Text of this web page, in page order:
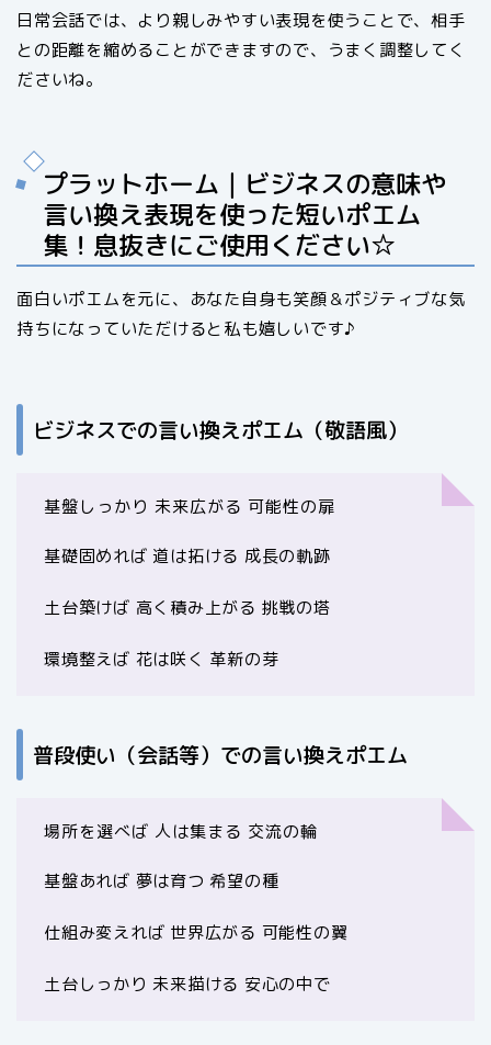
日常会話では、より親しみやすい表現を使うことで、相手
との距離を縮めることができますので、うまく調整してく
ださいね。
プラットホーム｜ビジネスの意味や
言い換え表現を使った短いポエム
集！息抜きにご使用ください☆
面白いポエムを元に、あなた自身も笑顔＆ポジティブな気
持ちになっていただけると私も嬉しいです♪
ビジネスでの言い換えポエム（敬語風）
基盤しっかり 未来広がる 可能性の扉
基礎固めれば 道は拓ける 成長の軌跡
土台築けば 高く積み上がる 挑戦の塔
環境整えば 花は咲く 革新の芽
普段使い（会話等）での言い換えポエム
場所を選べば 人は集まる 交流の輪
基盤あれば 夢は育つ 希望の種
仕組み変えれば 世界広がる 可能性の翼
土台しっかり 未来描ける 安心の中で